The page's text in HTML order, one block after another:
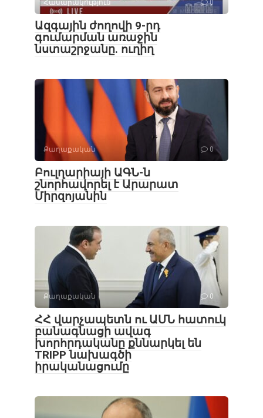
Հասարակություն 0
Ազգային ժողովի 9-րդ
գումարման առաջին
նստաշրջանը. ուղիղ
Քաղաքական 0
Բուլղարիայի ԱԳՆ-ն
շնորհավորել է Արարատ
Միրզոյանին
Քաղաքական 0
ՀՀ վարչապետն ու ԱՄՆ հատուկ
բանագնացի ավագ
խորհրդականը քննարկել են
TRIPP նախագծի
իրականացումը